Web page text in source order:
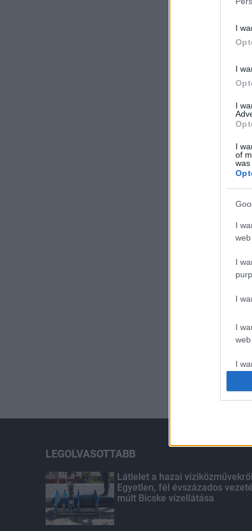
I
I
I
I
of
was
I
I
I
I
I
I
I
LEGOLVASOTTABB
Látlelet a hazai
Egyetlen, fél évszázados
múlt Bicske vízellátása